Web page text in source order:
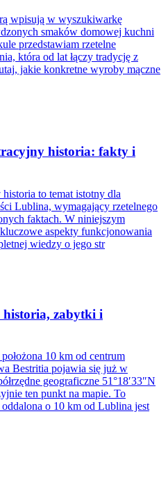
wpisują w wyszukiwarkę
smaków domowej kuchni
przedstawiam rzetelne
która od lat łączy tradycję z
jakie konkretne wyroby mączne
historia: fakty i
to temat istotny dla
Lublina, wymagający rzetelnego
faktach. W niniejszym
aspekty funkcjonowania
wiedzy o jego str
historia, zabytki i
10 km od centrum
Bestritia pojawia się już w
geograficzne 51°18′33″N
ten punkt na mapie. To
o 10 km od Lublina jest